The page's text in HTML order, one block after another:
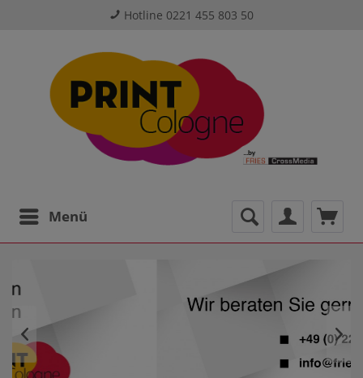
Hotline 0221 455 803 50
Menü